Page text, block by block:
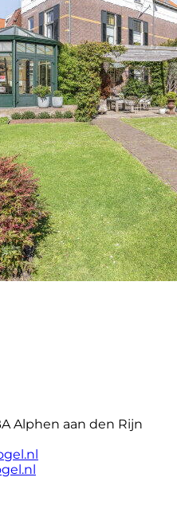
Alphen aan den Rijn